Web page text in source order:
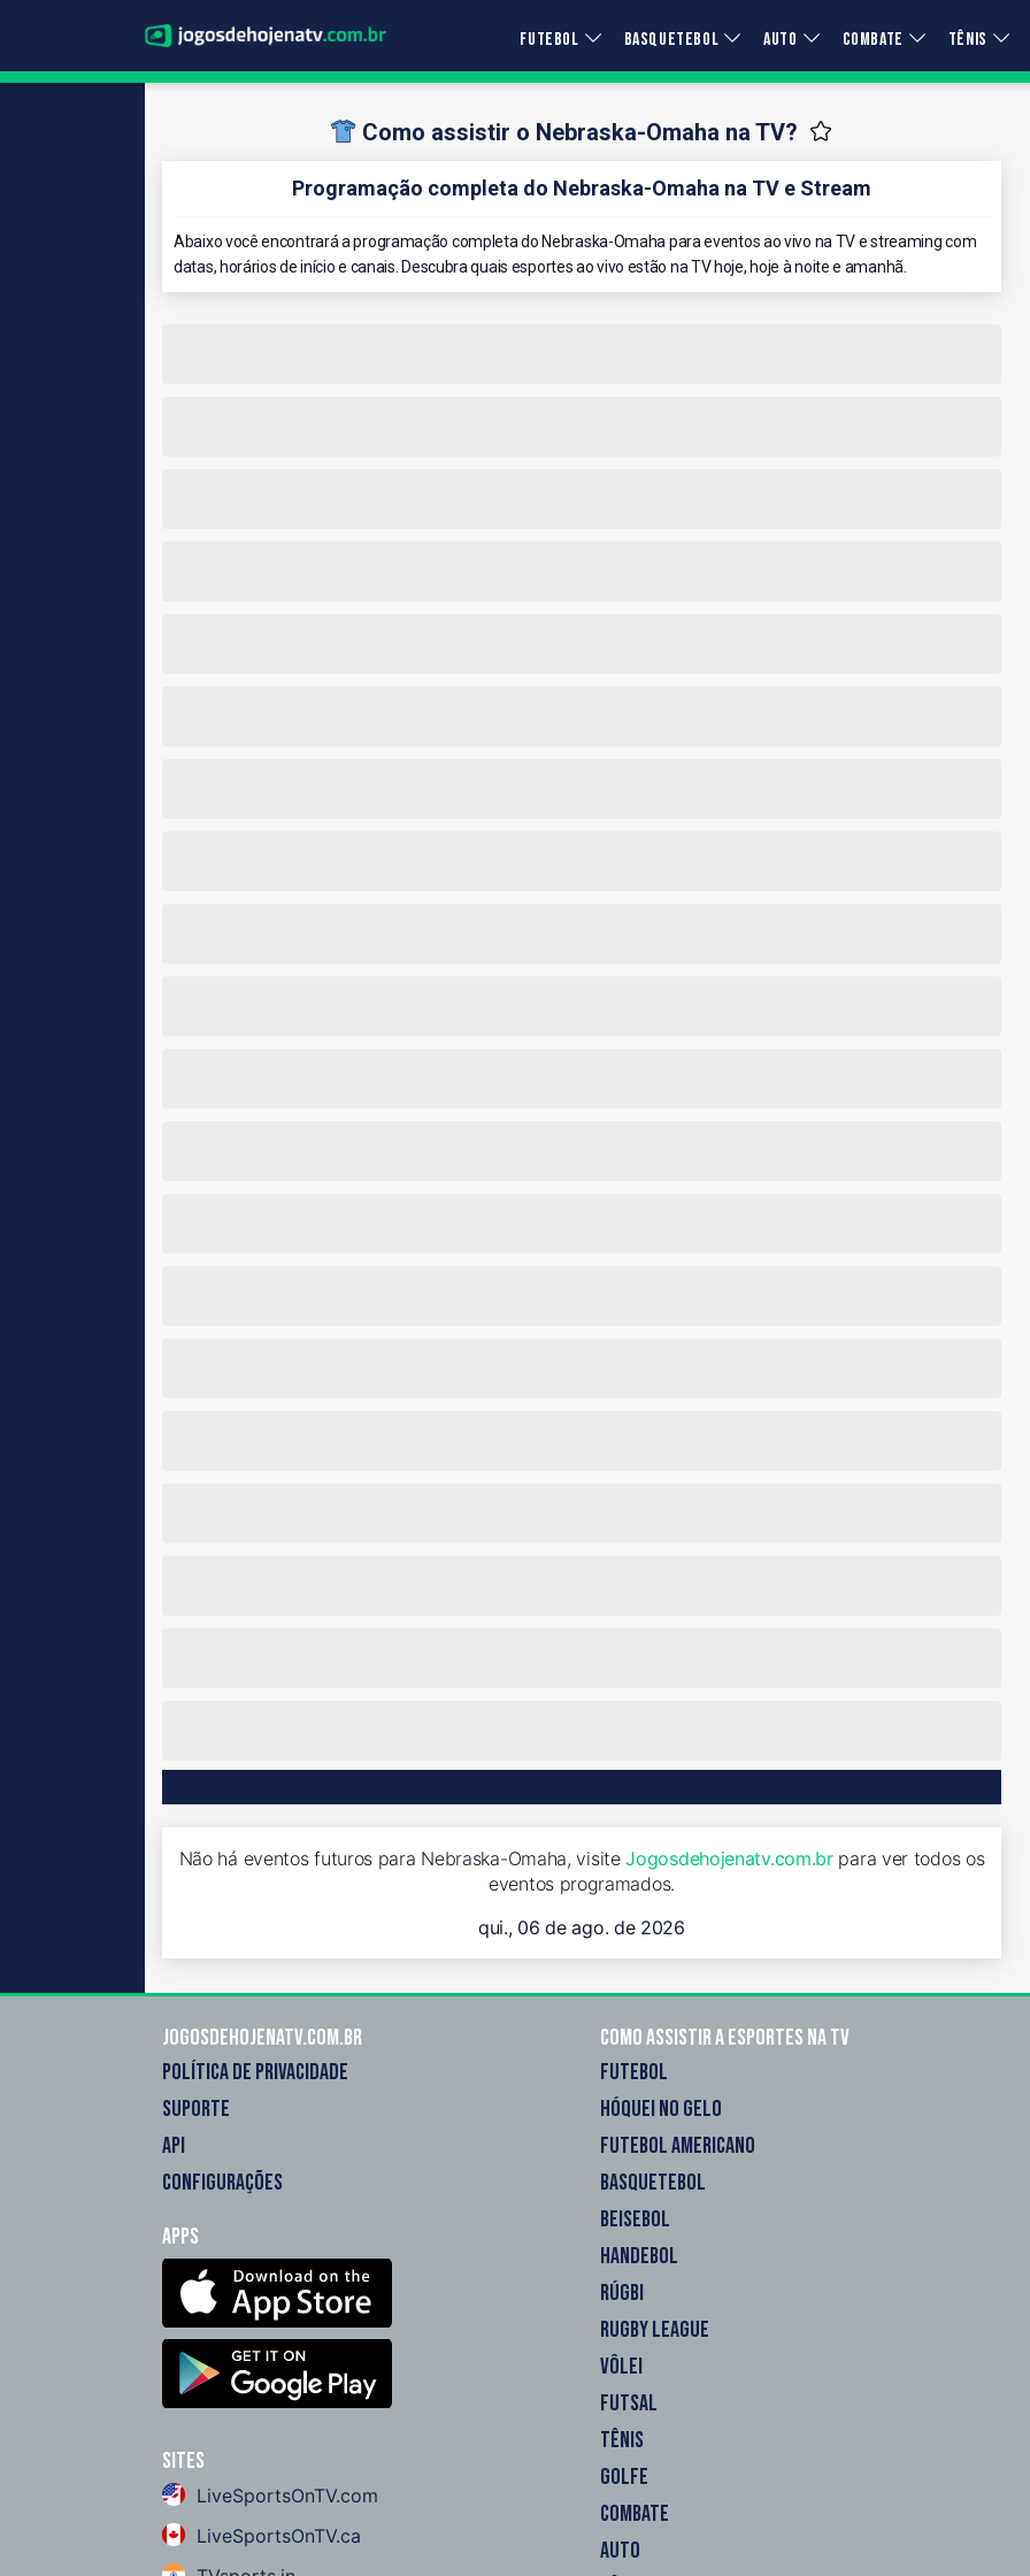
FUTEBOL BASQUETEBOL AUTO COMBATE TÊNIS
Como assistir o Nebraska-Omaha na TV?
Programação completa do Nebraska-Omaha na TV e Stream
Abaixo você encontrará a programação completa do Nebraska-Omaha para eventos ao vivo na TV e streaming com
datas, horários de início e canais. Descubra quais esportes ao vivo estão na TV hoje, hoje à noite e amanhã.
Não há eventos futuros para Nebraska-Omaha, visiteJogosdehojenatv.com.brpara ver todos os
eventos programados.
qui., 06 de ago. de 2026
Jogosdehojenatv.com.br
POLÍTICA DE PRIVACIDADE
SUPORTE
API
CONFIGURAÇÕES
Apps
Sites
LiveSportsOnTV.com
LiveSportsOnTV.ca
Como assistir a esportes na TV
FUTEBOL
HÓQUEI NO GELO
FUTEBOL AMERICANO
BASQUETEBOL
BEISEBOL
HANDEBOL
RÚGBI
RUGBY LEAGUE
VÔLEI
FUTSAL
TÊNIS
GOLFE
COMBATE
AUTO